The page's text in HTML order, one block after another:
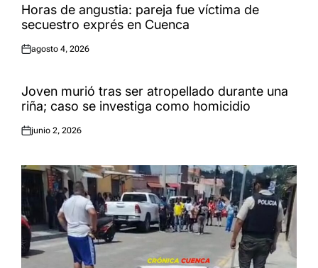
Horas de angustia: pareja fue víctima de
secuestro exprés en Cuenca
Publicado
agosto 4, 2026
Joven murió tras ser atropellado durante una
riña; caso se investiga como homicidio
Publicado
junio 2, 2026